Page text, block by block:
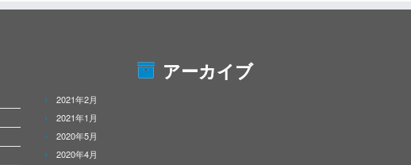
アーカイブ
2021年2月
2021年1月
2020年5月
2020年4月